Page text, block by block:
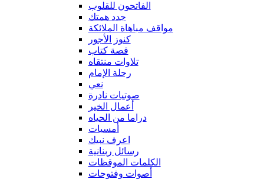
الفاتحون للقلوب
جدد همتك
مواقف مباهاة الملائكة
كنوز الأجور
قصة كتاب
تلاوات منتقاه
رحلة الإمام
نعي
صوتيات نادرة
أعمال الخير
دراما من الحياه
أمسيات
اعرف نبيك
رسائل ربنانية
الكلمات الموقظات
أصوات وفتوحات